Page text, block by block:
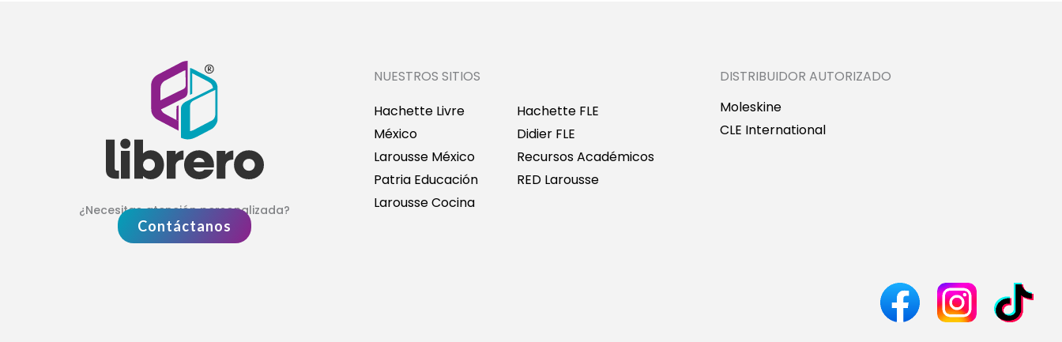
¿Necesitas atención personalizada?
Contáctanos
NUESTROS SITIOS
Hachette Livre
México
Larousse México
Patria Educación
Larousse Cocina
Hachette FLE
Didier FLE
Recursos Académicos
RED Larousse
DISTRIBUIDOR AUTORIZADO
Moleskine
CLE International